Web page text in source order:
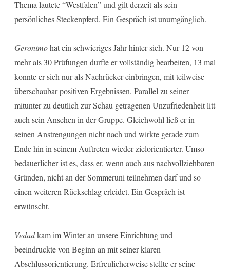
Thema lautete “Westfalen” und gilt derzeit als sein
persönliches Steckenpferd. Ein Gespräch ist unumgänglich.
Geronimohat ein schwieriges Jahr hinter sich. Nur 12 von
mehr als 30 Prüfungen durfte er vollständig bearbeiten, 13 mal
konnte er sich nur als Nachrücker einbringen, mit teilweise
überschaubar positiven Ergebnissen. Parallel zu seiner
mitunter zu deutlich zur Schau getragenen Unzufriedenheit litt
auch sein Ansehen in der Gruppe. Gleichwohl ließ er in
seinen Anstrengungen nicht nach und wirkte gerade zum
Ende hin in seinem Auftreten wieder zielorientierter. Umso
bedauerlicher ist es, dass er, wenn auch aus nachvollziehbaren
Gründen, nicht an der Sommeruni teilnehmen darf und so
einen weiteren Rückschlag erleidet. Ein Gespräch ist
erwünscht.
Vedadkam im Winter an unsere Einrichtung und
beeindruckte von Beginn an mit seiner klaren
Abschlussorientierung. Erfreulicherweise stellte er seine